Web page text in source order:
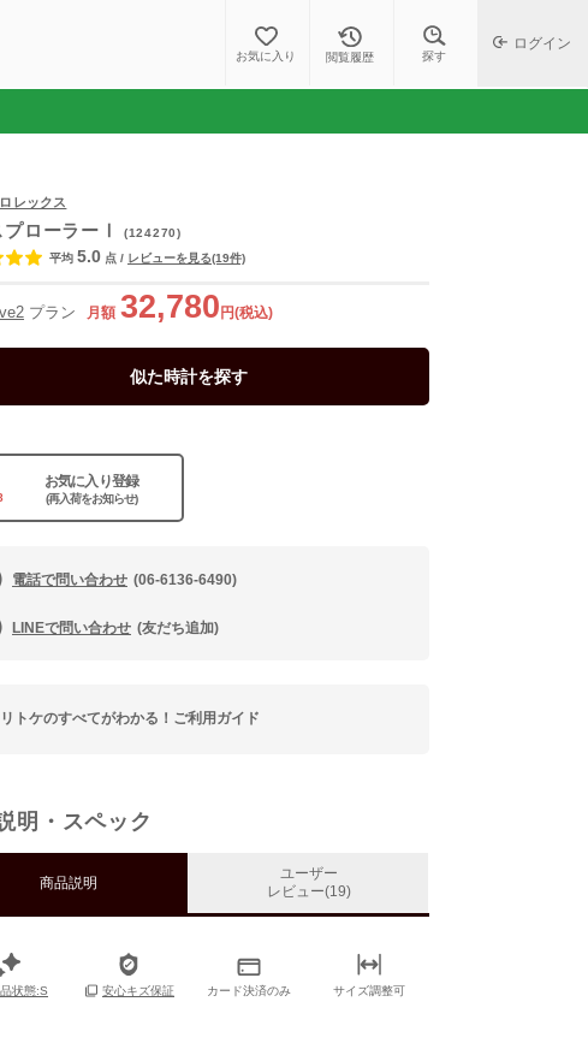
お気に入り 閲覧履歴 探す
ログイン
レックス
プローラーⅠ
(124270)
平均 5.0 点 / レビューを見る(19件)
プラン 月額 32,780 円(税込)
似た時計を探す
お気に入り登録
(再入荷をお知らせ)
電話で問い合わせ (06-6136-6490)
LINEで問い合わせ (友だち追加)
トケのすべてがわかる！ご利用ガイド
明・スペック
商品説明
ユーザー
レビュー(19)
状態:S 安心キズ保証 カード決済のみ サイズ調整可